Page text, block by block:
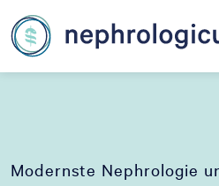
Modernste Nephrologie